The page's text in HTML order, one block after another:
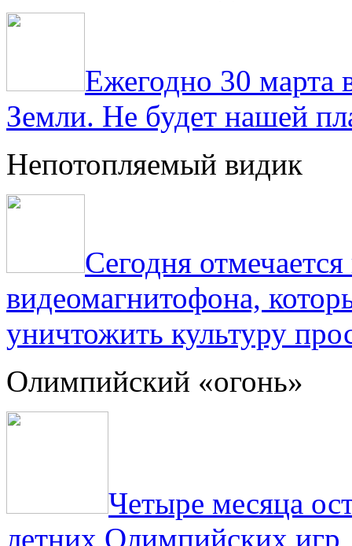
Ежегодно 30 марта
Земли. Не будет нашей
Непотопляемый видик
Сегодня
видеомагнитофона,
уничтожить культуру
Олимпийский «огонь»
Четыре месяца
летних Олимпийских